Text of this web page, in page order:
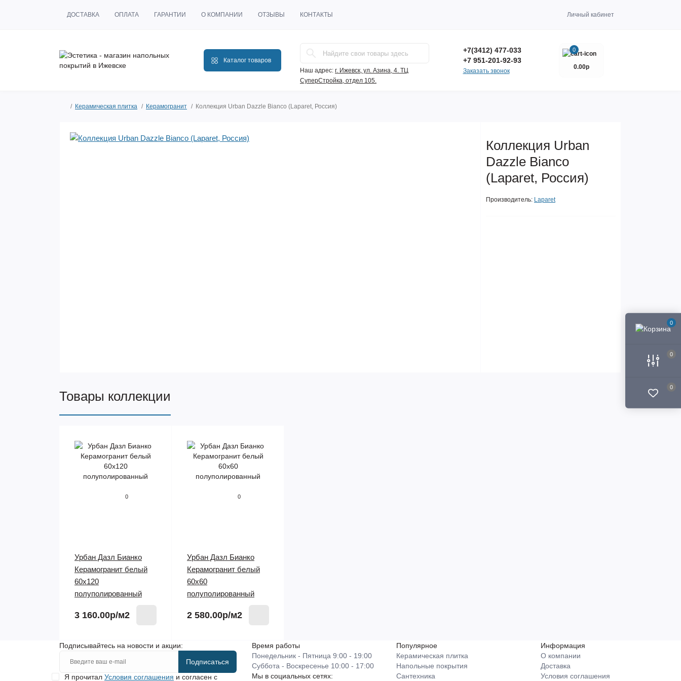
0
0
0
ДОСТАВКА ОПЛАТА ГАРАНТИИ О КОМПАНИИ ОТЗЫВЫ КОНТАКТЫ Личный кабинет
Каталог товаров
Наш адрес: г. Ижевск, ул. Азина, 4. ТЦ
СуперСтройка, отдел 105.
+7(3412) 477-033
+7 951-201-92-93
Заказать звонок
0
0.00р
Керамическая плитка Керамогранит Коллекция Urban Dazzle Bianco (Laparet, Россия)
Коллекция Urban
Dazzle Bianco
(Laparet, Россия)
Производитель: Laparet
Товары коллекции
0
Урбан Дазл Бианко
Керамогранит белый
60х120
полуполированный
3 160.00р/м2
0
Урбан Дазл Бианко
Керамогранит белый
60х60
полуполированный
2 580.00р/м2
Подписывайтесь на новости и акции:
Подписаться
Я прочитал Условия соглашения и согласен с
Время работы
Понедельник - Пятница 9:00 - 19:00
Суббота - Воскресенье 10:00 - 17:00
Мы в социальных сетях:
Популярное
Керамическая плитка
Напольные покрытия
Сантехника
Информация
О компании
Доставка
Условия соглашения